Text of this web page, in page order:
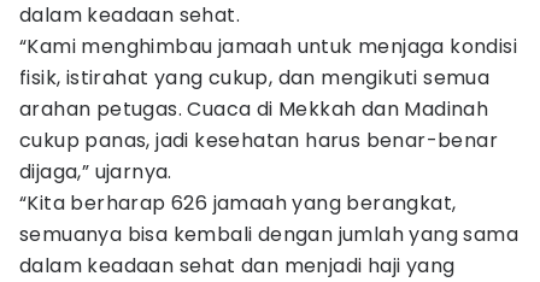
dalam keadaan sehat.
“Kami menghimbau jamaah untuk menjaga kondisi
fisik, istirahat yang cukup, dan mengikuti semua
arahan petugas. Cuaca di Mekkah dan Madinah
cukup panas, jadi kesehatan harus benar-benar
dijaga,” ujarnya.
“Kita berharap 626 jamaah yang berangkat,
semuanya bisa kembali dengan jumlah yang sama
dalam keadaan sehat dan menjadi haji yang